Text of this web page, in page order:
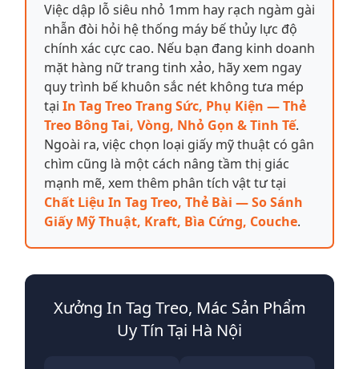
Việc dập lỗ siêu nhỏ 1mm hay rạch ngàm gài
nhẫn đòi hỏi hệ thống máy bế thủy lực độ
chính xác cực cao. Nếu bạn đang kinh doanh
mặt hàng nữ trang tinh xảo, hãy xem ngay
quy trình bế khuôn sắc nét không tưa mép
tại In Tag Treo Trang Sức, Phụ Kiện — Thẻ
Treo Bông Tai, Vòng, Nhỏ Gọn & Tinh Tế.
Ngoài ra, việc chọn loại giấy mỹ thuật có gân
chìm cũng là một cách nâng tầm thị giác
mạnh mẽ, xem thêm phân tích vật tư tại
Chất Liệu In Tag Treo, Thẻ Bài — So Sánh
Giấy Mỹ Thuật, Kraft, Bìa Cứng, Couche.
Xưởng In Tag Treo, Mác Sản Phẩm
Uy Tín Tại Hà Nội